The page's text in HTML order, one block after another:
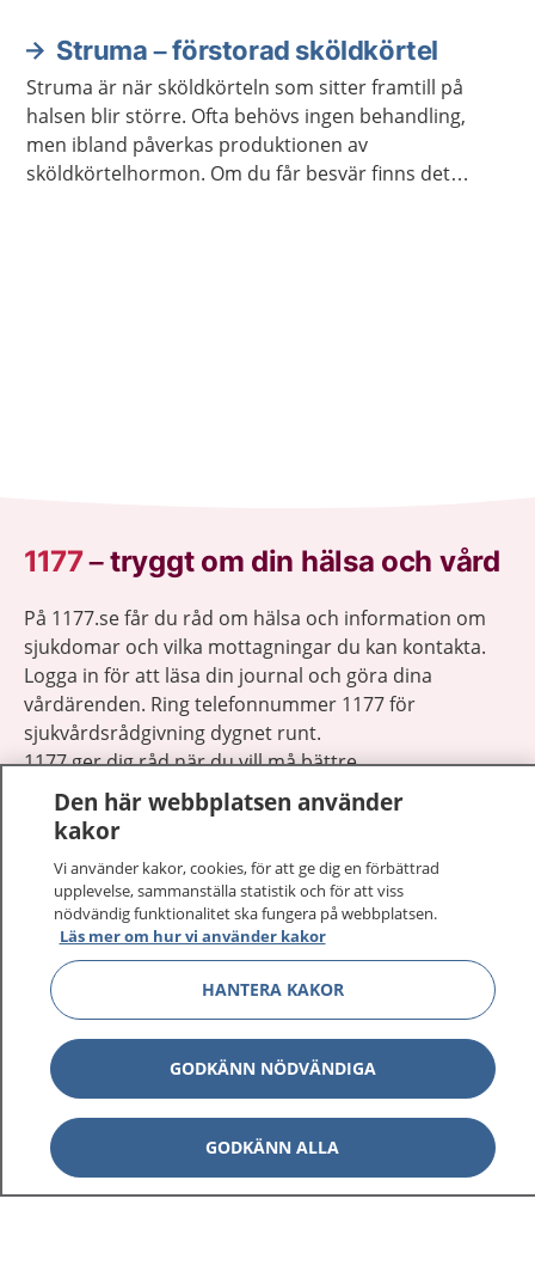
Struma – förstorad sköldkörtel
Struma är när sköldkörteln som sitter framtill på
halsen blir större. Ofta behövs ingen behandling,
men ibland påverkas produktionen av
sköldkörtelhormon. Om du får besvär finns det
1177–tryggt om din hälsa och vård
På 1177.se får du råd om hälsa och information om
sjukdomar och vilka mottagningar du kan kontakta.
Logga in för att läsa din journal och göra dina
vårdärenden. Ring telefonnummer 1177 för
sjukvårdsrådgivning dygnet runt.
1177 ger dig råd när du vill må bättre.
1177 på flera språk
Om 1177 Visa
Kontakt Visa
Behandling av personuppgifter
Hantering av kakor
Den här webbplatsen använder
kakor
Vi använder kakor, cookies, för att ge dig en förbättrad
upplevelse, sammanställa statistik och för att viss
nödvändig funktionalitet ska fungera på webbplatsen.
Läs mer om hur vi använder kakor
HANTERA KAKOR
GODKÄNN NÖDVÄNDIGA
GODKÄNN ALLA